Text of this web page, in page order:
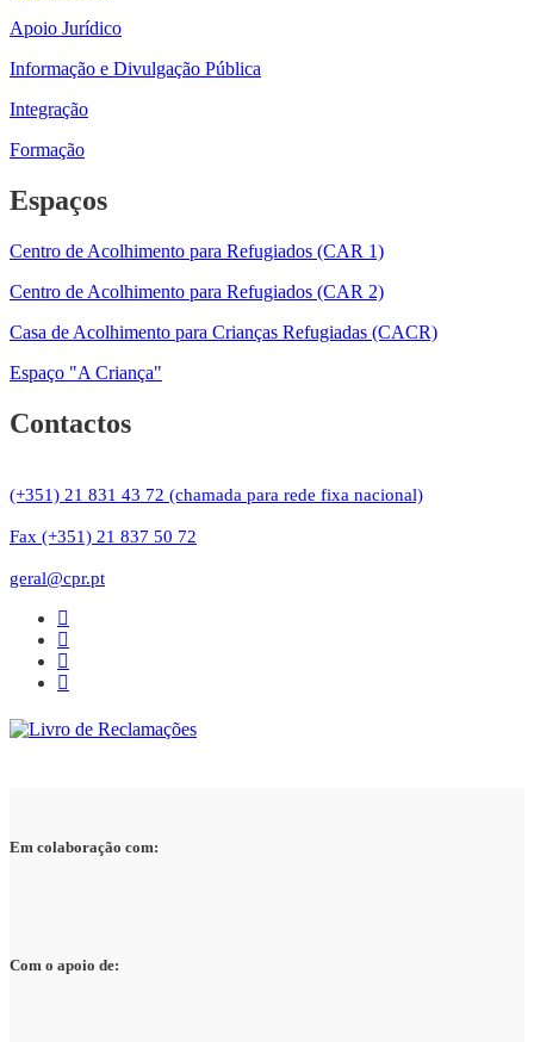
Apoio Jurídico
Informação e Divulgação Pública
Integração
Formação
Espaços
Centro de Acolhimento para Refugiados (CAR 1)
Centro de Acolhimento para Refugiados (CAR 2)
Casa de Acolhimento para Crianças Refugiadas (CACR)
Espaço "A Criança"
Contactos
(+351) 21 831 43 72 (chamada para rede fixa nacional)
Fax (+351) 21 837 50 72
geral@cpr.pt
Em colaboração com:
Com o apoio de: